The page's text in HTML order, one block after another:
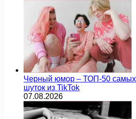
Черный юмор – ТОП-50 самых
шуток из TikTok
07.08.2026